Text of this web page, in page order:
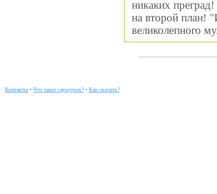
никаких
на второй план!
великолепного
Контакты • Что такое саундтрек? • Как скачать?